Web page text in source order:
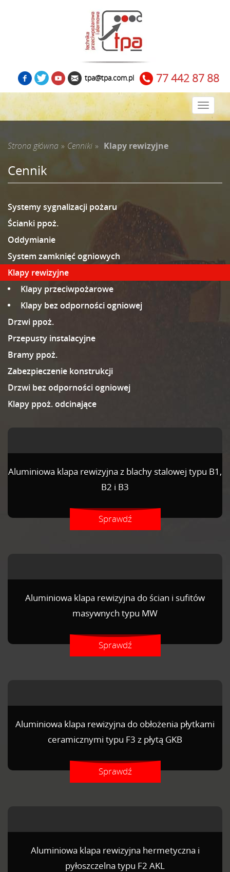
tpa@tpa.com.pl 77 442 87 88
Zwiń
menu
Strona główna » Cenniki » Klapy rewizyjne
Cennik
Systemy sygnalizacji pożaru
Ścianki ppoż.
Oddymianie
System zamknięć ogniowych
Klapy rewizyjne
Klapy przeciwpożarowe
Klapy bez odporności ogniowej
Drzwi ppoż.
Przepusty instalacyjne
Bramy ppoż.
Zabezpieczenie konstrukcji
Drzwi bez odporności ogniowej
Klapy ppoż. odcinające
Aluminiowa klapa rewizyjna z blachy stalowej typu B1,
B2 i B3
Sprawdź
Aluminiowa klapa rewizyjna do ścian i sufitów
masywnych typu MW
Sprawdź
Aluminiowa klapa rewizyjna do obłożenia płytkami
ceramicznymi typu F3 z płytą GKB
Sprawdź
Aluminiowa klapa rewizyjna hermetyczna i
pyłoszczelna typu F2 AKL